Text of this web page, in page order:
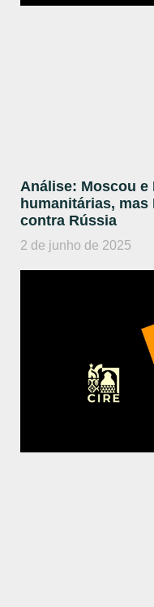
Análise: Moscou e
humanitárias,
contra Rússia
2 de junho de 2025